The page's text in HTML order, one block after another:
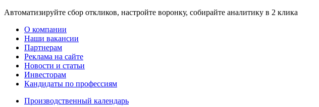
Автоматизируйте сбор откликов, настройте воронку, собирайте аналитику в 2 клика
О компании
Наши вакансии
Партнерам
Реклама на сайте
Новости и статьи
Инвесторам
Кандидаты по профессиям
Производственный календарь